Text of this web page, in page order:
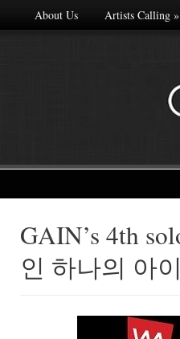
About Us Artists Calling»
GAIN’s 4th
인 하나의 아
Made with
FLARE
More Info